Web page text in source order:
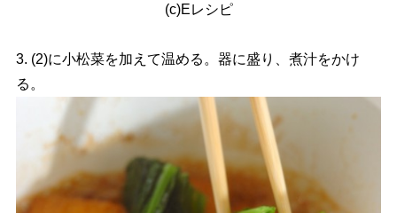
(c)Eレシピ
3. (2)に小松菜を加えて温める。器に盛り、煮汁をかけ
る。